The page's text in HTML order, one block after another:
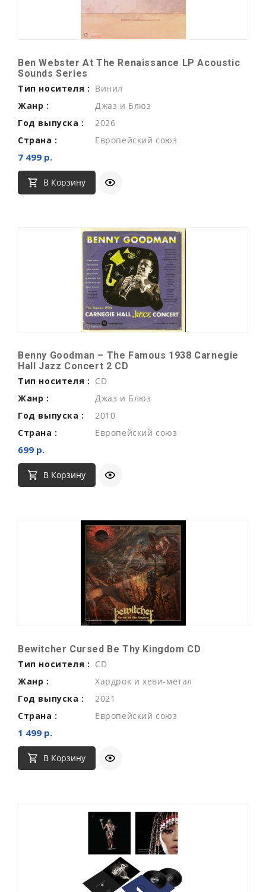
Ben Webster At The Renaissance LP Acoustic
Sounds Series
Тип носителя : Винил
Жанр :
Джаз и Блюз
Год выпуска :
2026
Страна :
Европейский союз
7 499 р.
В Корзину
Benny Goodman ‎– The Famous 1938 Carnegie
Hall Jazz Concert 2 CD
Тип носителя : CD
Жанр :
Джаз и Блюз
Год выпуска :
2010
Страна :
Европейский союз
699 р.
В Корзину
Bewitcher Cursed Be Thy Kingdom CD
Тип носителя : CD
Жанр :
Хардрок и хеви-метал
Год выпуска :
2021
Страна :
Европейский союз
1 499 р.
В Корзину